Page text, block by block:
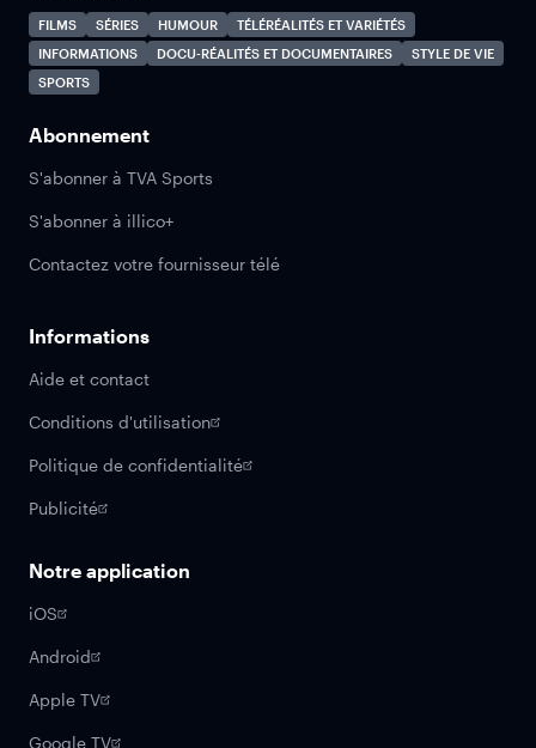
FILMS SÉRIES HUMOUR
TÉLÉRÉALITÉS ET VARIÉTÉS
INFORMATIONS
DOCU-RÉALITÉS ET DOCUMENTAIRES
STYLE DE VIE
SPORTS
Abonnement
S'abonner à TVA Sports
S'abonner à illico+
Contactez votre fournisseur télé
Informations
Aide et contact
Conditions d'utilisation
Politique de confidentialité
Publicité
Notre application
iOS
Android
Apple TV
Google TV